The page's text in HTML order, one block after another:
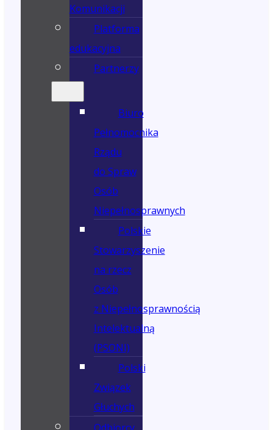
Komunikacji
Platforma
edukacyjna
Partnerzy
Biuro
Pełnomocnika
Rządu
do Spraw
Osób
Niepełnosprawnych
Polskie
Stowarzyszenie
na rzecz
Osób
z Niepełnosprawnością
Intelektualną
(PSONI)
Polski
Związek
Głuchych